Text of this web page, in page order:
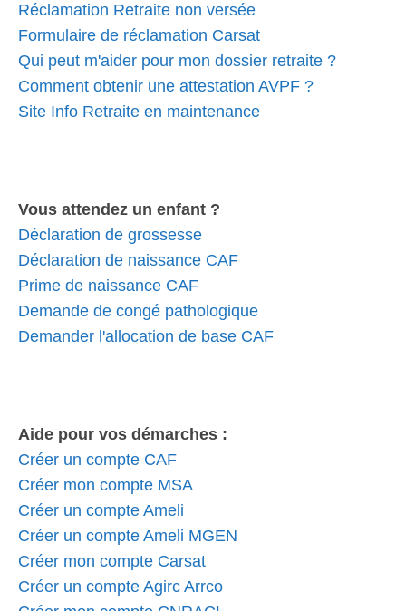
Réclamation Retraite non versée
Formulaire de réclamation Carsat
Qui peut m'aider pour mon dossier retraite ?
Comment obtenir une attestation AVPF ?
Site Info Retraite en maintenance
Vous attendez un enfant ?
Déclaration de grossesse
Déclaration de naissance CAF
Prime de naissance CAF
Demande de congé pathologique
Demander l'allocation de base CAF
Aide pour vos démarches :
Créer un compte CAF
Créer mon compte MSA
Créer un compte Ameli
Créer un compte Ameli MGEN
Créer mon compte Carsat
Créer un compte Agirc Arrco